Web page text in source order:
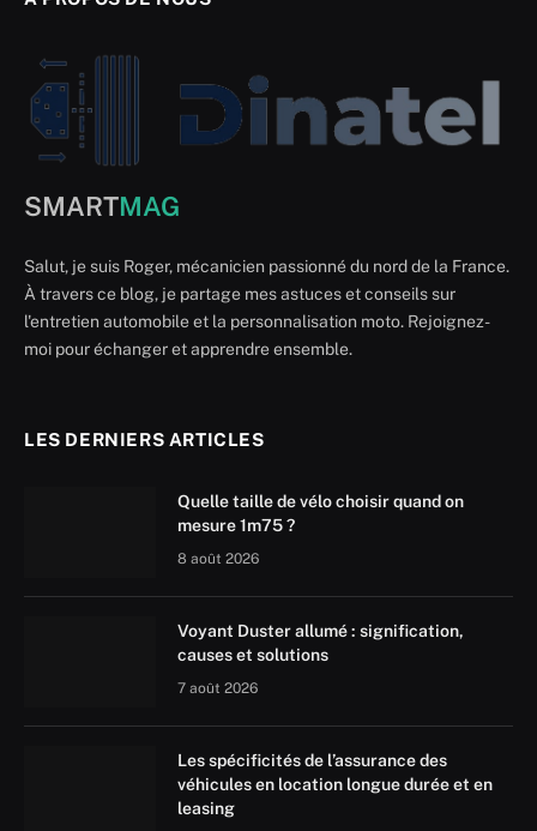
SMARTMAG
Salut, je suis Roger, mécanicien passionné du nord de la France.
À travers ce blog, je partage mes astuces et conseils sur
l'entretien automobile et la personnalisation moto. Rejoignez-
moi pour échanger et apprendre ensemble.
LES DERNIERS ARTICLES
Quelle taille de vélo choisir quand on
mesure 1m75 ?
8 août 2026
Voyant Duster allumé : signification,
causes et solutions
7 août 2026
Les spécificités de l’assurance des
véhicules en location longue durée et en
leasing